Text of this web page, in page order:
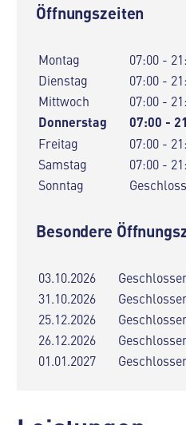
Öffnungszeiten
Montag
07:00 -
Dienstag
07:00 -
Mittwoch
07:00 -
Donnerstag 07:00 -
Freitag
07:00 -
Samstag
07:00 -
Sonntag
Besondere
03.10.2026
31.10.2026
25.12.2026
26.12.2026
01.01.2027